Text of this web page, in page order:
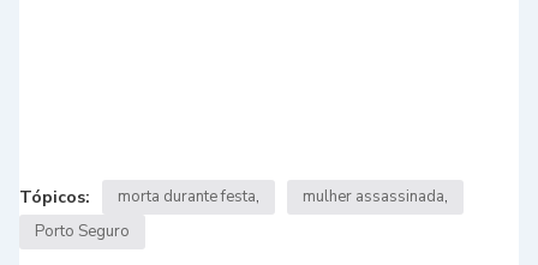
Tópicos: morta durante festa
mulher assassinada
Porto Seguro